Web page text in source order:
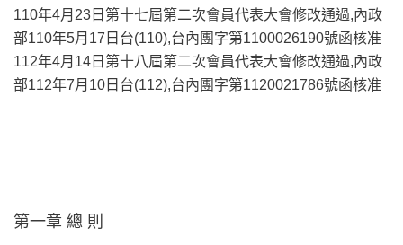
110年4月23日第十七屆第二次會員代表大會修改通過,內政
部110年5月17日台(110),台內團字第1100026190號函核准
112年4月14日第十八屆第二次會員代表大會修改通過,內政
部112年7月10日台(112),台內團字第1120021786號函核准
第一章 總 則